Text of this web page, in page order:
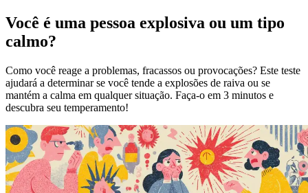
Você é uma pessoa explosiva ou um tipo
calmo?
Como você reage a problemas, fracassos ou provocações? Este teste
ajudará a determinar se você tende a explosões de raiva ou se
mantém a calma em qualquer situação. Faça-o em 3 minutos e
descubra seu temperamento!